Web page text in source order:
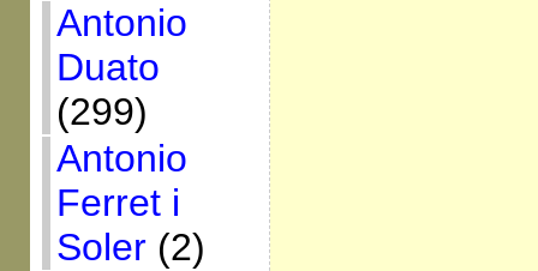
Antonio
Duato
(299)
Antonio
Ferret i
Soler(2)